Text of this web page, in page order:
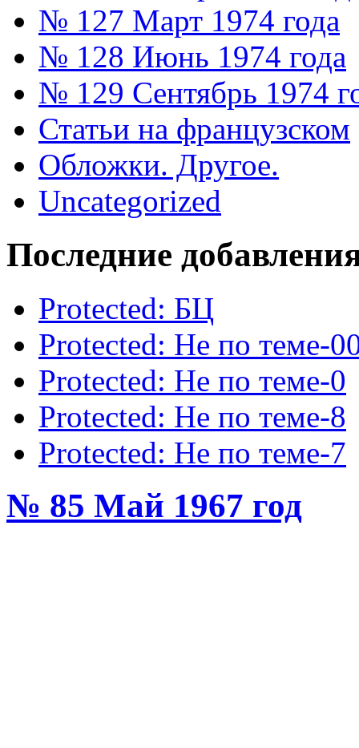
№ 127 Март 1974 года
№ 128 Июнь 1974 года
№ 129 Сентябрь 1974
Статьи на французском
Обложки. Другое.
Uncategorized
Последние
Protected: БЦ
Protected: Не по теме-
Protected: Не по теме-0
Protected: Не по теме-8
Protected: Не по теме-7
№ 85 Май 1967 год